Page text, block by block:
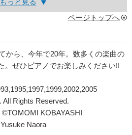
もっと見る
ページトップへ
から、今年で20年。数多くの楽曲の
。ぜひピアノでお楽しみください!!
All Rights Reserved.
©TOMOMI KOBAYASHI
Naora